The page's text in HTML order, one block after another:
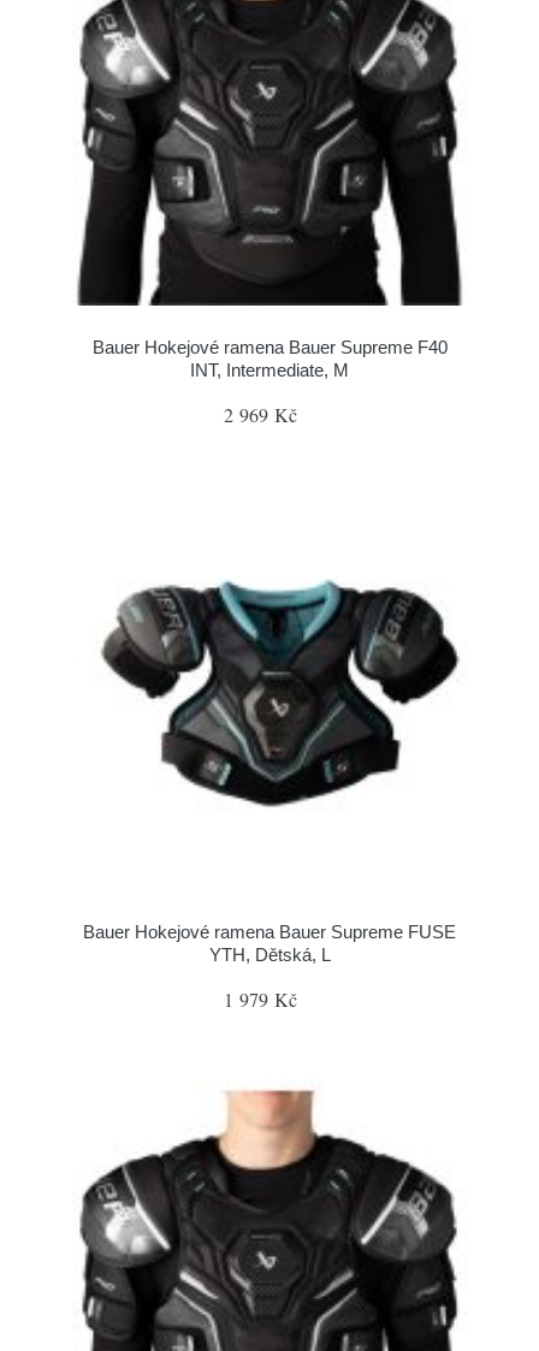
Bauer Hokejové ramena Bauer Supreme F40
INT, Intermediate, M
2 969 Kč
Bauer Hokejové ramena Bauer Supreme FUSE
YTH, Dětská, L
1 979 Kč